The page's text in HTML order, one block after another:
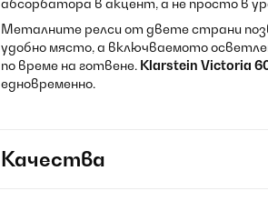
абсорбатора в акцент, а не просто в
Металните релси от двете страни
удобно място, а включваемото
по време на готвене. Klarstein Victoria
едновременно.
Качества